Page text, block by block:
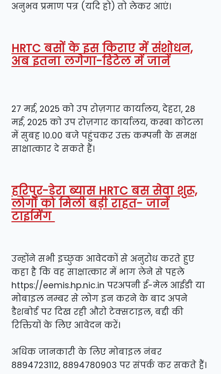
अनुभव प्रमाण पत्र (यदि हो) तो लेकर आएं।
HRTC बसों के इस किराए में संशोधन,
अब इतना लगेगा-डिटेल में जानें
27 मई, 2025 को उप रोज़गार कार्यालय, देहरा, 28
मई, 2025 को उप रोज़गार कार्यालय, कस्बा कोटला
में सुबह 10.00 बजे पहुंचकर उक्त कम्पनी के समक्ष
साक्षात्कार दे सकते हैं।
हरिपुर-डेरा ब्यास HRTC बस सेवा शुरू,
लोगों को मिली बड़ी राहत- जानें
टाइमिंग
उन्होंने सभी इच्छुक आवेदकों से अनुरोध करते हुए
कहा है कि वह साक्षात्कार में भाग लेने से पहले
https://eemis.hp.nic.in परअपनी ई-मेल आईडी या
मोबाइल नम्बर से लोग इन करने के बाद अपने
डैशबोर्ड पर दिख रही औरो टेक्सटाइल, बद्दी की
रिक्तियों के लिए आवेदन करें।
अधिक जानकारी के लिए मोबाइल नंबर
8894723112, 8894780903 पर संपर्क कर सकते हैं।